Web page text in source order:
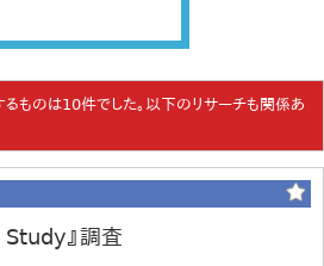
るものは10件でした。以下のリサーチも関係あ
』調査